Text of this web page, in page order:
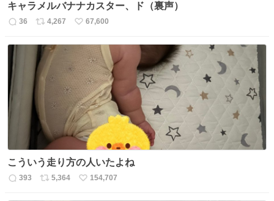
キャラメルバナナカスター、ド（裏声）
返
数
36
リ
ス
ト
数
4,267
い
67,600
こういう走り方の人いたよね
返
393
リ
5,364
い
154,707